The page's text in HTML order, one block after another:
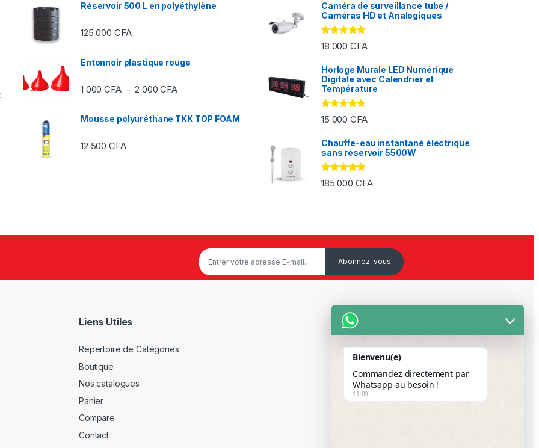
Réservoir 500 L en polyéthylène
125 000 CFA
Entonnoir plastique rouge
1 000CFA – 2 000CFAPlage de prix : 1 000 CFA à 2 000 CFA
Mousse polyuréthane TKK TOP FOAM
12 500CFA
Caméra de surveillance tube /
Caméras HD et Analogiques
Note5.00
sur 5
18 000CFA
Horloge Murale LED Numérique
Digitale avec Calendrier et
Température
Note5.00
sur 5
15 000CFA
Chauffe-eau instantané électrique
sans réservoir 5500W
Note5.00
sur 5
185 000 CFA
Liens Utiles
Répertoire de Catégories
Boutique
Nos catalogues
Panier
Compare
Contact
Service Client
Mon Compte
Paiement Par Wave & Orange
Money
Bienvenu(e)
Commandez directement par
Whatsapp au besoin !
11:09